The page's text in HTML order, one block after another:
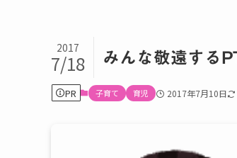
みんな敬遠する
2017
7/18
PR 子育て 育児 2017年7月10日